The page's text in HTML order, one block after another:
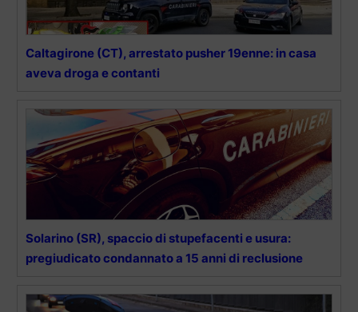
Caltagirone (CT), arrestato pusher 19enne: in casa
aveva droga e contanti
Solarino (SR), spaccio di stupefacenti e usura:
pregiudicato condannato a 15 anni di reclusione